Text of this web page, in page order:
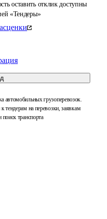
оставить отклик доступны
«Тендеры»
грузоперевозок.
тендерам на перевозки, заявкам
поиск транспорта